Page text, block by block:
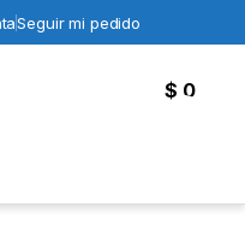
Seguir mi pedido
$ 0